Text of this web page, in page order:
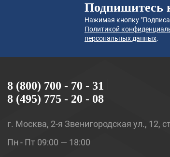
Подпишитесь
Нажимая кнопку
Политикой
персональных данных.
8 (800) 700 - 70 - 31
8 (495) 775 - 20 - 08
г. Москва, 2-я Звенигородская ул., 12,
Пн - Пт 09:00 — 18:00